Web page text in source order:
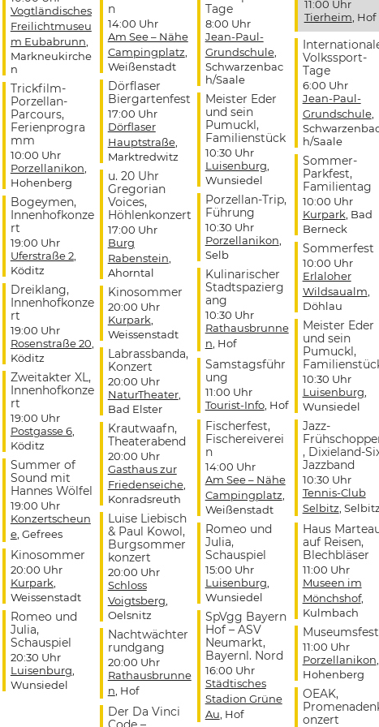
Vogtländisches
Freilichtmuseu
m Eubabrunn
Markneukirche
n
Trickfilm-
Porzellan-
Parcours,
Ferienprogra
mm
10:00 Uhr
Porzellanikon
Hohenberg
Bogeymen,
Innenhofkonze
rt
19:00 Uhr
Uferstraße 2,
Köditz
Dreiklang,
Innenhofkonze
rt
19:00 Uhr
Rosenstraße 20
Köditz
Zweitakter XL,
Innenhofkonze
rt
19:00 Uhr
Postgasse 6,
Köditz
Summer of
Sound mit
Hannes Wölfel
19:00 Uhr
Konzertscheun
e, Gefrees
Kinosommer
20:00 Uhr
Kurpark
Weissenstadt
Romeo und
Julia,
Schauspiel
20:30 Uhr
Luisenburg
Wunsiedel
n
14:00 Uhr
Am See – Nähe
Campingplatz
Weißenstadt
Dörflaser
Biergartenfest
17:00 Uhr
Dörflaser
Hauptstraße,
Marktredwitz
u. 20 Uhr
Gregorian
Voices,
Höhlenkonzert
17:00 Uhr
Burg
Rabenstein
Ahorntal
Kinosommer
20:00 Uhr
Kurpark
Weissenstadt
Labrassbanda,
Konzert
20:00 Uhr
NaturTheater,
Bad Elster
Krautwaafn,
Theaterabend
20:00 Uhr
Gasthaus zur
Friedenseiche,
Konradsreuth
Luise Liebisch
& Paul Kowol,
Burgsommer
konzert
20:00 Uhr
Schloss
Voigtsberg
Oelsnitz
Nachtwächter
rundgang
20:00 Uhr
Rathausbrunne
n , Hof
Der Da Vinci
Tage
8:00 Uhr
Jean-Paul-
Grundschule,
Schwarzenbac
h/Saale
Meister Eder
und sein
Pumuckl,
Familienstück
10:30 Uhr
Luisenburg
Wunsiedel
Porzellan-Trip,
Führung
10:30 Uhr
Porzellanikon
Selb
Kulinarischer
Stadtspazierg
ang
10:30 Uhr
Rathausbrunne
n , Hof
Samstagsführ
ung
11:00 Uhr
Tourist-Info, Hof
Fischerfest,
Fischereiverei
n
14:00 Uhr
Am See – Nähe
Campingplatz
Weißenstadt
Romeo und
Julia,
Schauspiel
15:00 Uhr
Luisenburg
Wunsiedel
SpVgg Bayern
Hof – ASV
Neumarkt,
Bayernl. Nord
16:00 Uhr
Städtisches
Stadion Grüne
Au , Hof
11:00 Uhr
Tierheim , Hof
Volkssport-
Tage
6:00 Uhr
Jean-Paul-
Grundschule,
h/Saale
Sommer-
Parkfest,
Familientag
10:00 Uhr
Kurpark , Bad
Berneck
Sommerfest
10:00 Uhr
Erlaloher
Wildsaualm
Döhlau
Meister Eder
und sein
Pumuckl,
10:30 Uhr
Luisenburg
Wunsiedel
Jazz-
, Dixieland-
Jazzband
10:30 Uhr
Tennis-Club
Selbitz ,
Haus
auf Reisen,
Blechbläser
11:00 Uhr
Museen im
Mönchshof,
Kulmbach
Museumsfest
11:00 Uhr
Porzellanikon
Hohenberg
OEAK,
onzert